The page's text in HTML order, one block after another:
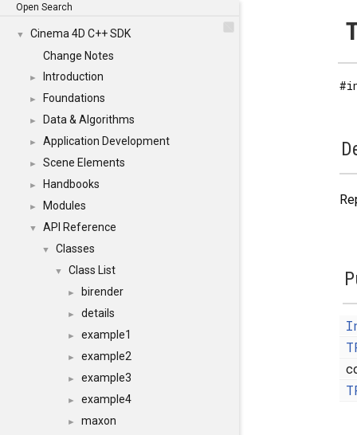
Open Search
▼
Cinema 4D C++ SDK
Change Notes
► Introduction
► Foundations
► Data & Algorithms
► Application Development
► Scene Elements
► Handbooks
► Modules
▼ API Reference
▼ Classes
▼ Class List
► birender
► details
► example1
► example2
► example3
► example4
► maxon